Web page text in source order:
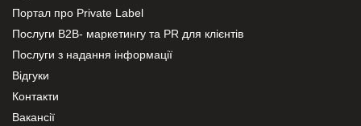
Портал про Private Label
Послуги В2В- маркетингу та PR для клієнтів
Послуги з надання інформації
Відгуки
Контакти
Вакансії